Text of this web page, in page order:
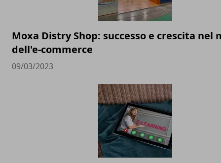
Moxa Distry Shop: successo e crescita nel
dell'e-commerce
09/03/2023